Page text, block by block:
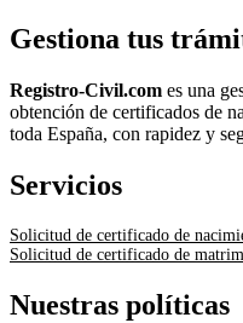
Gestiona tus
Registro-Civil.com es una
obtención de certificados de
toda España, con rapidez y
Servicios
Solicitud de certificado de
Solicitud de certificado de
Nuestras políticas